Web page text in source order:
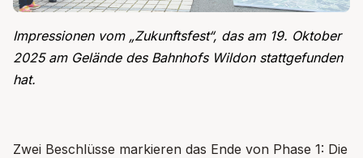
Impressionen vom „Zukunftsfest“, das am 19. Oktober
2025 am Gelände des Bahnhofs Wildon stattgefunden
hat.
Zwei Beschlüsse markieren das Ende von Phase 1: Die